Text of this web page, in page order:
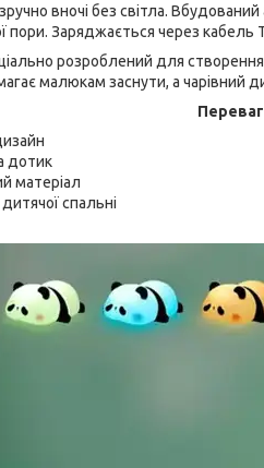
вночі без світла.
пори. Заряджається через
розроблений для
малюкам заснути, а чарівний
дотик
матеріал
спальні